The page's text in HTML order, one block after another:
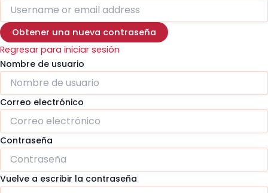
Obtener una nueva contraseña
Regresar para iniciar sesión
Nombre de usuario
Correo electrónico
Contraseña
Vuelve a escribir la contraseña